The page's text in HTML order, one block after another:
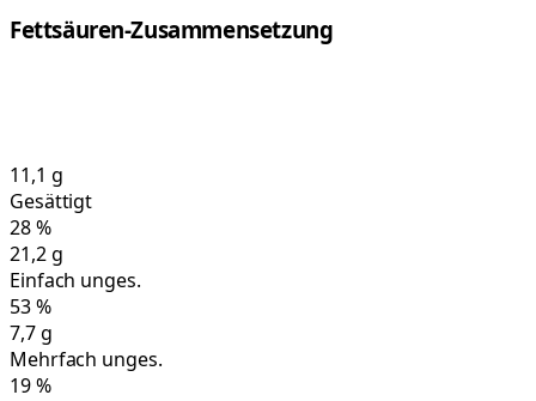
Fettsäuren-Zusammensetzung
11,1 g
Gesättigt
28%
21,2g
Einfach unges.
53%
7,7g
Mehrfach unges.
19%